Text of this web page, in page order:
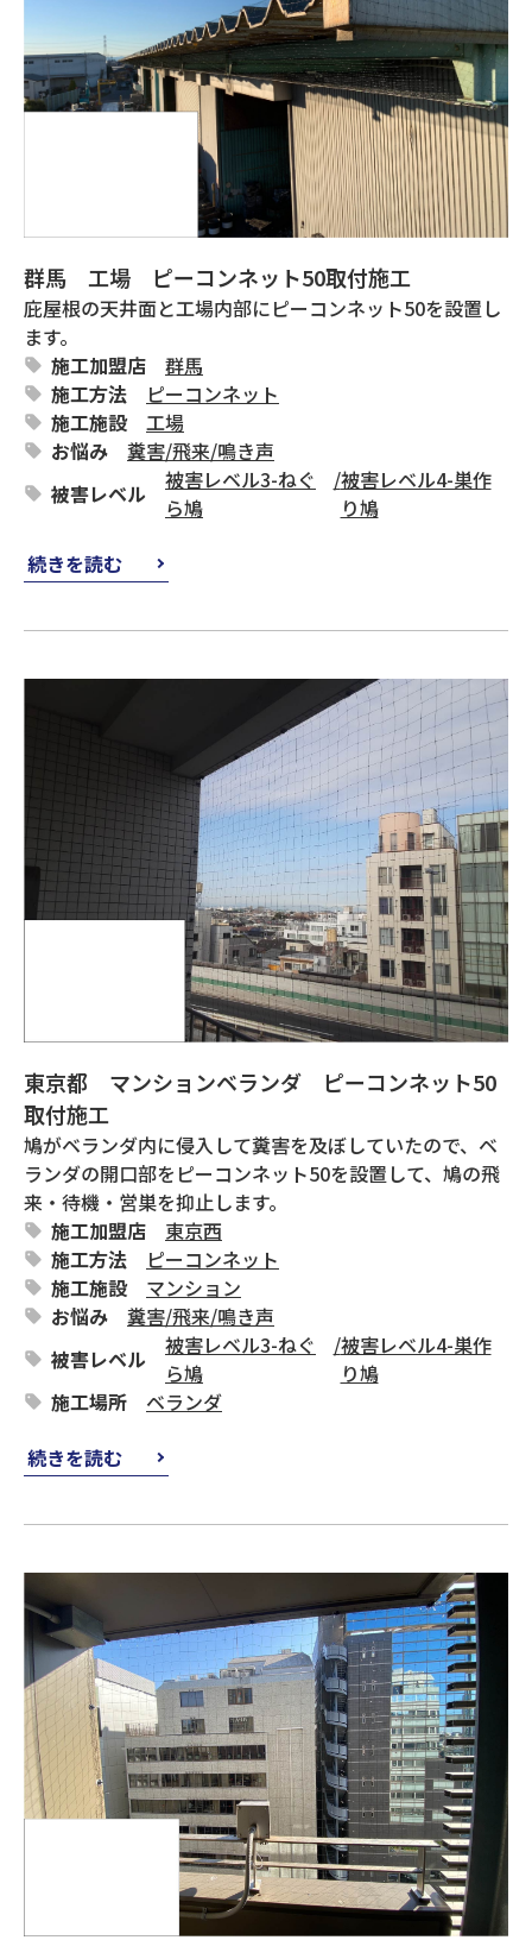
群馬 工場 ピーコンネット50取付施工
庇屋根の天井面と工場内部にピーコンネット50を設置し
ます。
施工加盟店
群馬
施工方法
ピーコンネット
施工施設
工場
お悩み
糞害/飛来/鳴き声
被害レベル
被害レベル3-ねぐ
ら鳩
/被害レベル4-巣作
り鳩
続きを読む
東京都 マンションベランダ ピーコンネット50
取付施工
鳩がベランダ内に侵入して糞害を及ぼしていたので、ベ
ランダの開口部をピーコンネット50を設置して、鳩の飛
来・待機・営巣を抑止します。
施工加盟店
東京西
施工方法
ピーコンネット
施工施設
マンション
お悩み
糞害/飛来/鳴き声
被害レベル
被害レベル3-ねぐ
ら鳩
/被害レベル4-巣作
り鳩
施工場所
ベランダ
続きを読む